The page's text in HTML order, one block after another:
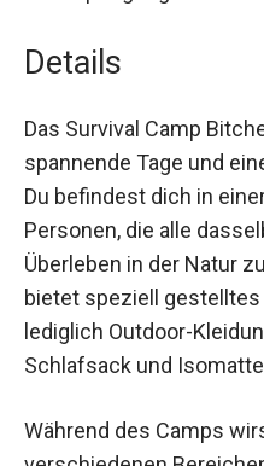
Details
Das Survival Camp
zwei spannende Tage
Nacht. Du befindest dich
bis 20 Personen, die alle
Überleben in der Natur
bietet speziell gestelltes
lediglich Outdoor-
Während des Camps